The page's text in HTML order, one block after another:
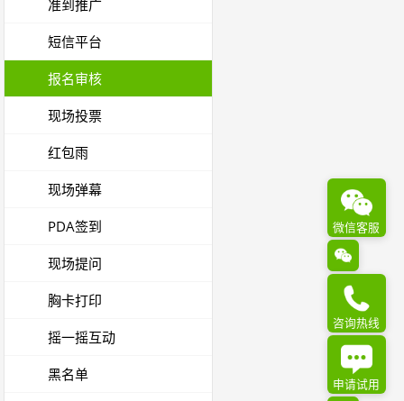
微信客服
咨询热线
申请试用
准到推广
短信平台
报名审核
现场投票
红包雨
现场弹幕
PDA签到
现场提问
胸卡打印
摇一摇互动
黑名单